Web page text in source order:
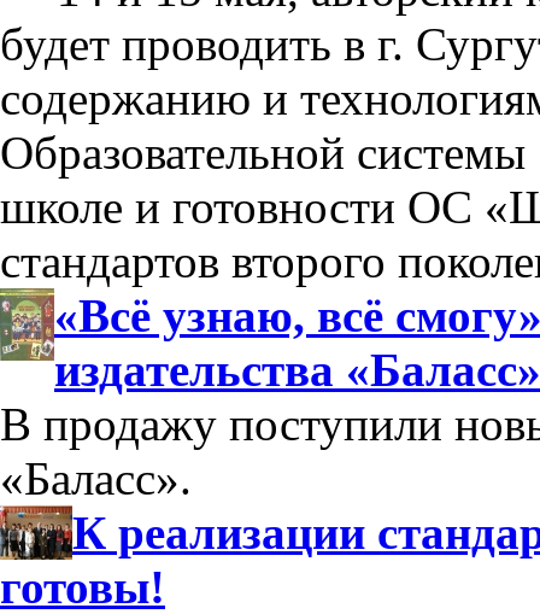
будет проводить в г.
содержанию и
Образовательной
школе и готовности ОС
стандартов второго
«Всё узнаю, всё
издательства «Баласс»
В продажу поступили
«Баласс».
К реализации
готовы!